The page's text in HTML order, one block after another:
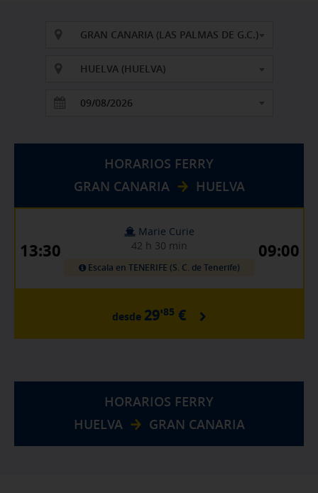
GRAN CANARIA (LAS PALMAS DE G.C.)
HUELVA (HUELVA)
HORARIOS FERRY
GRAN CANARIA
HUELVA
13:30
Marie Curie
42 h 30 min
Escala en TENERIFE (S. C. de Tenerife)
09:00
desde 29'85 €
HORARIOS FERRY
HUELVA
GRAN CANARIA